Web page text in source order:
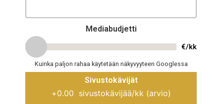
Mediabudjetti
€/kk
Kuinka paljon rahaa käytetään näkyvyyteen Googlessa
Sivustokävijät
+0.00 sivustokävijää/kk (arvio)